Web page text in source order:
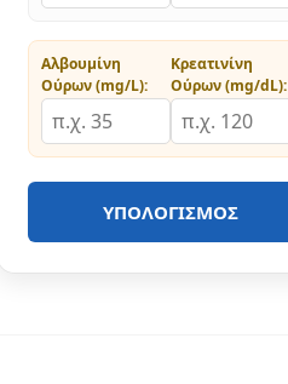
Αλβουμίνη
Ούρων (mg/L):
Κρεατινίνη
Ούρων (mg/dL):
ΥΠΟΛΟΓΙΣΜΌΣ